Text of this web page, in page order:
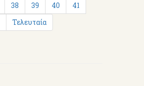
38 39 40
41
Τελευταία